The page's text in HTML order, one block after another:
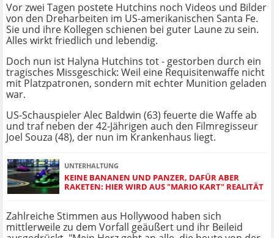
Vor zwei Tagen postete Hutchins noch Videos und Bilder
von den Dreharbeiten im US-amerikanischen Santa Fe.
Sie und ihre Kollegen schienen bei guter Laune zu sein.
Alles wirkt friedlich und lebendig.
Doch nun ist Halyna Hutchins tot - gestorben durch ein
tragisches Missgeschick: Weil eine Requisitenwaffe nicht
mit Platzpatronen, sondern mit echter Munition geladen
war.
US-Schauspieler Alec Baldwin (63) feuerte die Waffe ab
und traf neben der 42-Jährigen auch den Filmregisseur
Joel Souza (48), der nun im Krankenhaus liegt.
UNTERHALTUNG
KEINE BANANEN UND PANZER, DAFÜR ABER
RAKETEN: HIER WIRD AUS "MARIO KART" REALITÄT
Zahlreiche Stimmen aus Hollywood haben sich
mittlerweile zu dem Vorfall geäußert und ihr Beileid